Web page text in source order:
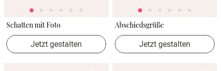
Schatten mit Foto
Jetzt gestalten
Abschiedsgrüße
Jetzt gestalten